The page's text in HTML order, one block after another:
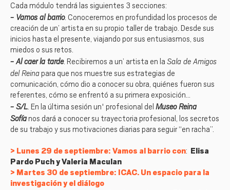
Cada módulo tendrá las siguientes 3 secciones:
- ​Vamos al barrio. Conoceremos en profundidad los procesos de
creación de un’ artista en su propio taller de trabajo. Desde sus
inicios hasta el presente, viajando por sus entusiasmos, sus
miedos o sus retos.
- Al caer la tarde. Recibiremos a un’ artista en la Sala de Amigos
del Reina para que nos muestre sus estrategias de
comunicación, cómo dio a conocer su obra, quiénes fueron sus
referentes, cómo se enfrentó a su primera exposición…
- S/L. En la última sesión un' profesional del Museo Reina
Sofía nos dará a conocer su trayectoria profesional, los secretos
de su trabajo y sus motivaciones diarias para seguir “en racha”.
Lunes 29 de septiembre: Vamos al barrio con: Elisa
Pardo Puch y Valeria Maculan
Martes 30 de septiembre: ICAC. Un espacio para la
investigación y el diálogo